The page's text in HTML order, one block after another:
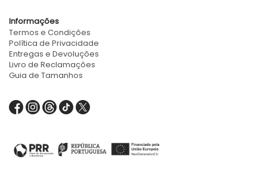
Informações
Termos e Condições
Política de Privacidade
Entregas e Devoluções
Livro de Reclamações
Guia de Tamanhos